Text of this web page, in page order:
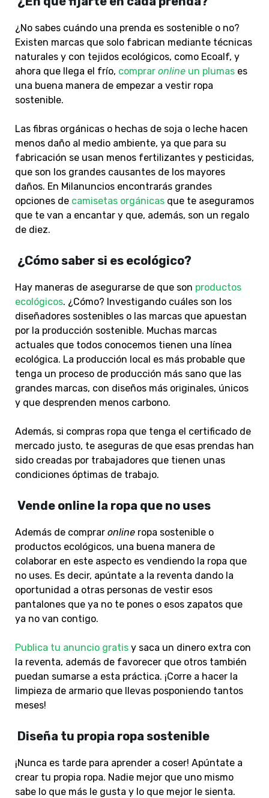
¿No sabes cuándo una prenda es sostenible o no?
Existen marcas que solo fabrican mediante técnicas
naturales y con tejidos ecológicos, como Ecoalf, y
ahora que llega el frío, comprar online un plumas es
una buena manera de empezar a vestir ropa
sostenible.
Las fibras orgánicas o hechas de soja o leche hacen
menos daño al medio ambiente, ya que para su
fabricación se usan menos fertilizantes y pesticidas,
que son los grandes causantes de los mayores
daños. En Milanuncios encontrarás grandes
opciones de camisetas orgánicas que te aseguramos
que te van a encantar y que, además, son un regalo
de diez.
¿Cómo saber si es ecológico?
Hay maneras de asegurarse de que son productos
ecológicos. ¿Cómo? Investigando cuáles son los
diseñadores sostenibles o las marcas que apuestan
por la producción sostenible. Muchas marcas
actuales que todos conocemos tienen una línea
ecológica. La producción local es más probable que
tenga un proceso de producción más sano que las
grandes marcas, con diseños más originales, únicos
y que desprenden menos carbono.
Además, si compras ropa que tenga el certificado de
mercado justo, te aseguras de que esas prendas han
sido creadas por trabajadores que tienen unas
condiciones óptimas de trabajo.
Vende online la ropa que no uses
Además de comprar online ropa sostenible o
productos ecológicos, una buena manera de
colaborar en este aspecto es vendiendo la ropa que
no uses. Es decir, apúntate a la reventa dando la
oportunidad a otras personas de vestir esos
pantalones que ya no te pones o esos zapatos que
ya no van contigo.
Publica tu anuncio gratis y saca un dinero extra con
la reventa, además de favorecer que otros también
puedan sumarse a esta práctica. ¡Corre a hacer la
limpieza de armario que llevas posponiendo tantos
meses!
Diseña tu propia ropa sostenible
¡Nunca es tarde para aprender a coser! Apúntate a
crear tu propia ropa. Nadie mejor que uno mismo
sabe lo que más le gusta y lo que mejor le sienta.